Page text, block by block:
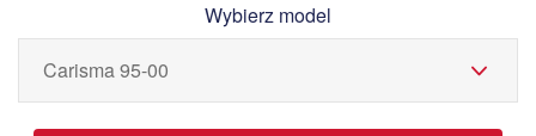
Wybierz model